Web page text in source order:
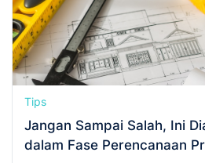
Tips
Jangan Sampai Salah, Ini
dalam Fase Perencanaan